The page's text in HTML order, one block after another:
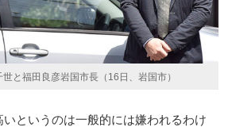
と福田良彦岩国市長（16日、岩国市）
というのは一般的には嫌われるわけ